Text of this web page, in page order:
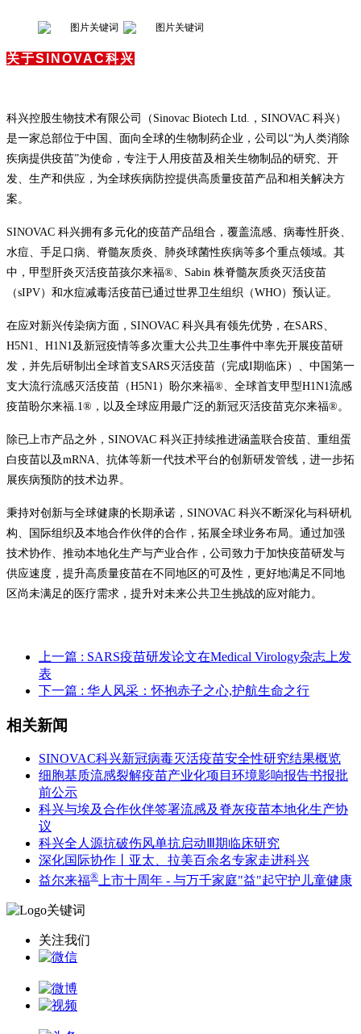
关于SINOVAC科兴
科兴控股生物技术有限公司（Sinovac Biotech Ltd.，SINOVAC 科兴）
是一家总部位于中国、面向全球的生物制药企业，公司以“为人类消除
疾病提供疫苗”为使命，专注于人用疫苗及相关生物制品的研究、开
发、生产和供应，为全球疾病防控提供高质量疫苗产品和相关解决方
案。
SINOVAC 科兴拥有多元化的疫苗产品组合，覆盖流感、病毒性肝炎、
水痘、手足口病、脊髓灰质炎、肺炎球菌性疾病等多个重点领域。其
中，甲型肝炎灭活疫苗孩尔来福®、Sabin 株脊髓灰质炎灭活疫苗
（sIPV）和水痘减毒活疫苗已通过世界卫生组织（WHO）预认证。
在应对新兴传染病方面，SINOVAC 科兴具有领先优势，在SARS、
H5N1、H1N1及新冠疫情等多次重大公共卫生事件中率先开展疫苗研
发，并先后研制出全球首支SARS灭活疫苗（完成I期临床）、中国第一
支大流行流感灭活疫苗（H5N1）盼尔来福®、全球首支甲型H1N1流感
疫苗盼尔来福.1®，以及全球应用最广泛的新冠灭活疫苗克尔来福®。
除已上市产品之外，SINOVAC 科兴正持续推进涵盖联合疫苗、重组蛋
白疫苗以及mRNA、抗体等新一代技术平台的创新研发管线，进一步拓
展疾病预防的技术边界。
秉持对创新与全球健康的长期承诺，SINOVAC 科兴不断深化与科研机
构、国际组织及本地合作伙伴的合作，拓展全球业务布局。通过加强
技术协作、推动本地化生产与产业合作，公司致力于加快疫苗研发与
供应速度，提升高质量疫苗在不同地区的可及性，更好地满足不同地
区尚未满足的医疗需求，提升对未来公共卫生挑战的应对能力。
上一篇 : SARS疫苗研发论文在Medical Virology杂志上发
表
下一篇 : 华人风采：怀抱赤子之心,护航生命之行
相关新闻
SINOVAC科兴新冠病毒灭活疫苗安全性研究结果概览
细胞基质流感裂解疫苗产业化项目环境影响报告书报批
前公示
科兴与埃及合作伙伴签署流感及脊灰疫苗本地化生产协
议
科兴全人源抗破伤风单抗启动Ⅲ期临床研究
深化国际协作丨亚太、拉美百余名专家走进科兴
益尔来福® 上市十周年 - 与万千家庭"益"起守护儿童健康
关注我们